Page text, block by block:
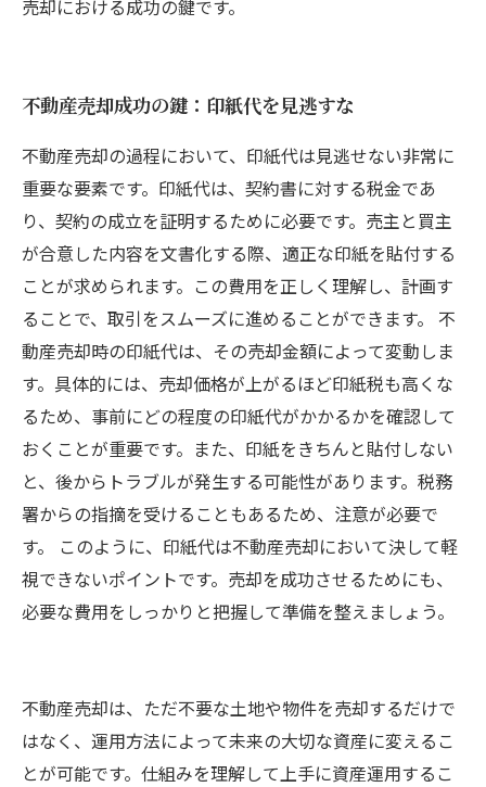
売却における成功の鍵です。
不動産売却成功の鍵：印紙代を見逃すな
不動産売却の過程において、印紙代は見逃せない非常に
重要な要素です。印紙代は、契約書に対する税金であ
り、契約の成立を証明するために必要です。売主と買主
が合意した内容を文書化する際、適正な印紙を貼付する
ことが求められます。この費用を正しく理解し、計画す
ることで、取引をスムーズに進めることができます。 不
動産売却時の印紙代は、その売却金額によって変動しま
す。具体的には、売却価格が上がるほど印紙税も高くな
るため、事前にどの程度の印紙代がかかるかを確認して
おくことが重要です。また、印紙をきちんと貼付しない
と、後からトラブルが発生する可能性があります。税務
署からの指摘を受けることもあるため、注意が必要で
す。 このように、印紙代は不動産売却において決して軽
視できないポイントです。売却を成功させるためにも、
必要な費用をしっかりと把握して準備を整えましょう。
不動産売却は、ただ不要な土地や物件を売却するだけで
はなく、運用方法によって未来の大切な資産に変えるこ
とが可能です。仕組みを理解して上手に資産運用するこ